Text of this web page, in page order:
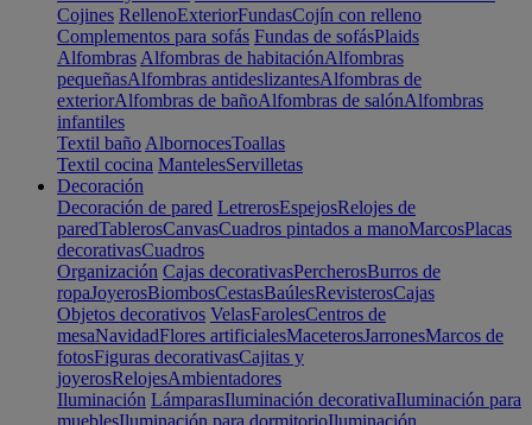
Cojines RellenoExteriorFundasCojín con relleno
Complementos para sofás Fundas de sofásPlaids
Alfombras Alfombras de habitaciónAlfombras
pequeñasAlfombras antideslizantesAlfombras de
exteriorAlfombras de bañoAlfombras de salónAlfombras
infantiles
Textil baño AlbornocesToallas
Textil cocina MantelesServilletas
Decoración
Decoración de pared LetrerosEspejosRelojes de
paredTablerosCanvasCuadros pintados a manoMarcosPlacas
decorativasCuadros
Organización Cajas decorativasPercherosBurros de
ropaJoyerosBiombosCestasBaúlesRevisterosCajas
Objetos decorativos VelasFarolesCentros de
mesaNavidadFlores artificialesMaceterosJarronesMarcos de
fotosFiguras decorativasCajitas y
joyerosRelojesAmbientadores
Iluminación LámparasIluminación decorativaIluminación para
mueblesIluminación para dormitorioIluminación